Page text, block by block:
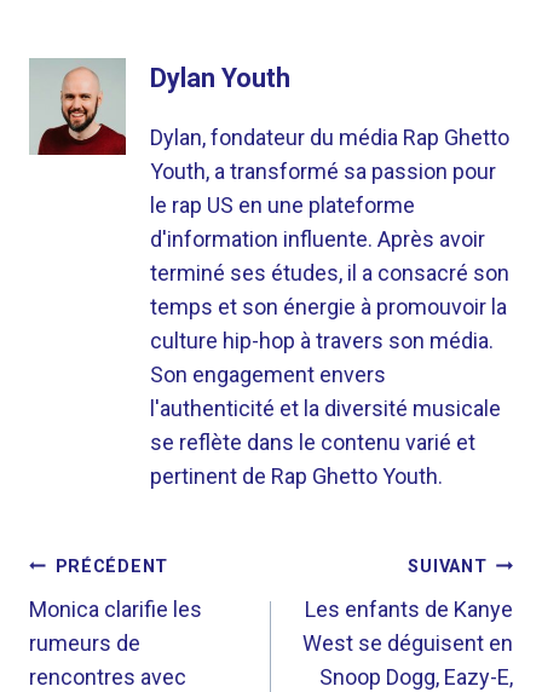
Dylan Youth
Dylan, fondateur du média Rap Ghetto
Youth, a transformé sa passion pour
le rap US en une plateforme
d'information influente. Après avoir
terminé ses études, il a consacré son
temps et son énergie à promouvoir la
culture hip-hop à travers son média.
Son engagement envers
l'authenticité et la diversité musicale
se reflète dans le contenu varié et
pertinent de Rap Ghetto Youth.
NAVIGATION
DE
L’ARTICLE
PRÉCÉDENT
Monica clarifie les
rumeurs de
rencontres avec
SUIVANT
Les enfants de Kanye
West se déguisent en
Snoop Dogg, Eazy-E,